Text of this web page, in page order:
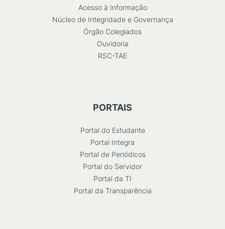
Acesso à Informação
Núcleo de Integridade e Governança
Órgão Colegiados
Ouvidoria
RSC-TAE
PORTAIS
Portal do Estudante
Portal Integra
Portal de Periódicos
Portal do Servidor
Portal da TI
Portal da Transparência